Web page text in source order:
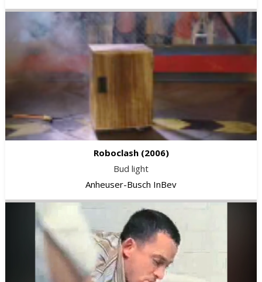
Roboclash (2006)
Bud light
Anheuser-Busch InBev